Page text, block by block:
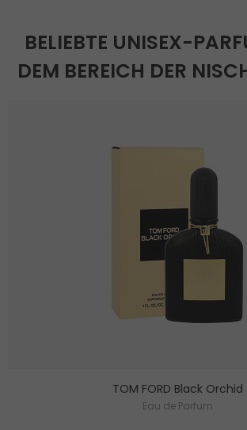
BELIEBTE UNISEX-
DEM BEREICH DER
TOM FORD Black Orchid
Eau de Parfum